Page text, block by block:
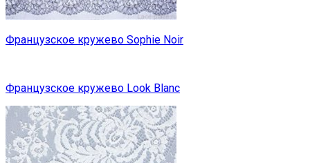
Французское кружево Sophie Noir
Французское кружево Look Blanc